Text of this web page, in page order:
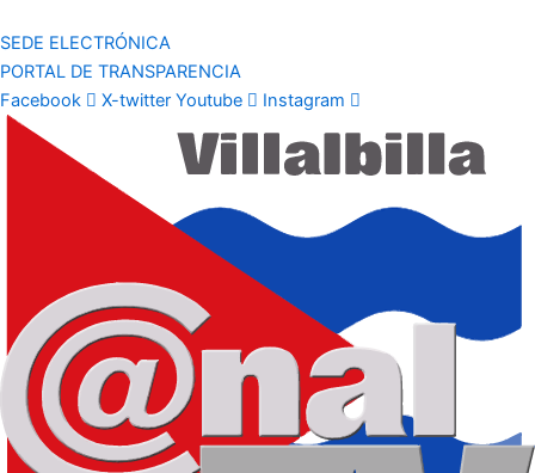
SEDE ELECTRÓNICA
PORTAL DE TRANSPARENCIA
Facebook
X-twitter Youtube Instagram